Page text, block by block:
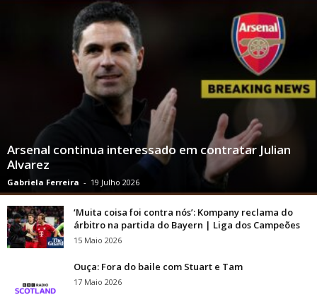
Arsenal continua interessado em contratar Julian
Alvarez
Gabriela Ferreira - 19 Julho 2026
‘Muita coisa foi contra nós’: Kompany reclama do
árbitro na partida do Bayern | Liga dos Campeões
15 Maio 2026
Ouça: Fora do baile com Stuart e Tam
17 Maio 2026